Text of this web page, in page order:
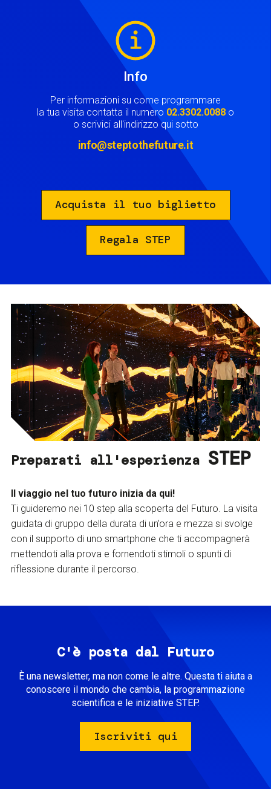
Info
Per informazioni su come programmare
la tua visita contatta il numero 02.3302.0088 o
o scrivici all'indirizzo qui sotto
info@steptothefuture.it
Acquista il tuo biglietto
Regala STEP
Preparati all'esperienza STEP
Il viaggio nel tuo futuro inizia da qui!
Ti guideremo nei 10 step alla scoperta del Futuro. La visita
guidata di gruppo della durata di un’ora e mezza si svolge
con il supporto di uno smartphone che ti accompagnerà
mettendoti alla prova e fornendoti stimoli o spunti di
riflessione durante il percorso.
C'è posta dal Futuro
È una newsletter, ma non come le altre. Questa ti aiuta a
conoscere il mondo che cambia, la programmazione
scientifica e le iniziative STEP.
Iscriviti qui